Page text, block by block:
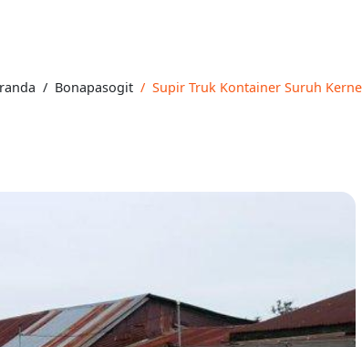
Bonapasogit Supir Truk Kontainer Suruh